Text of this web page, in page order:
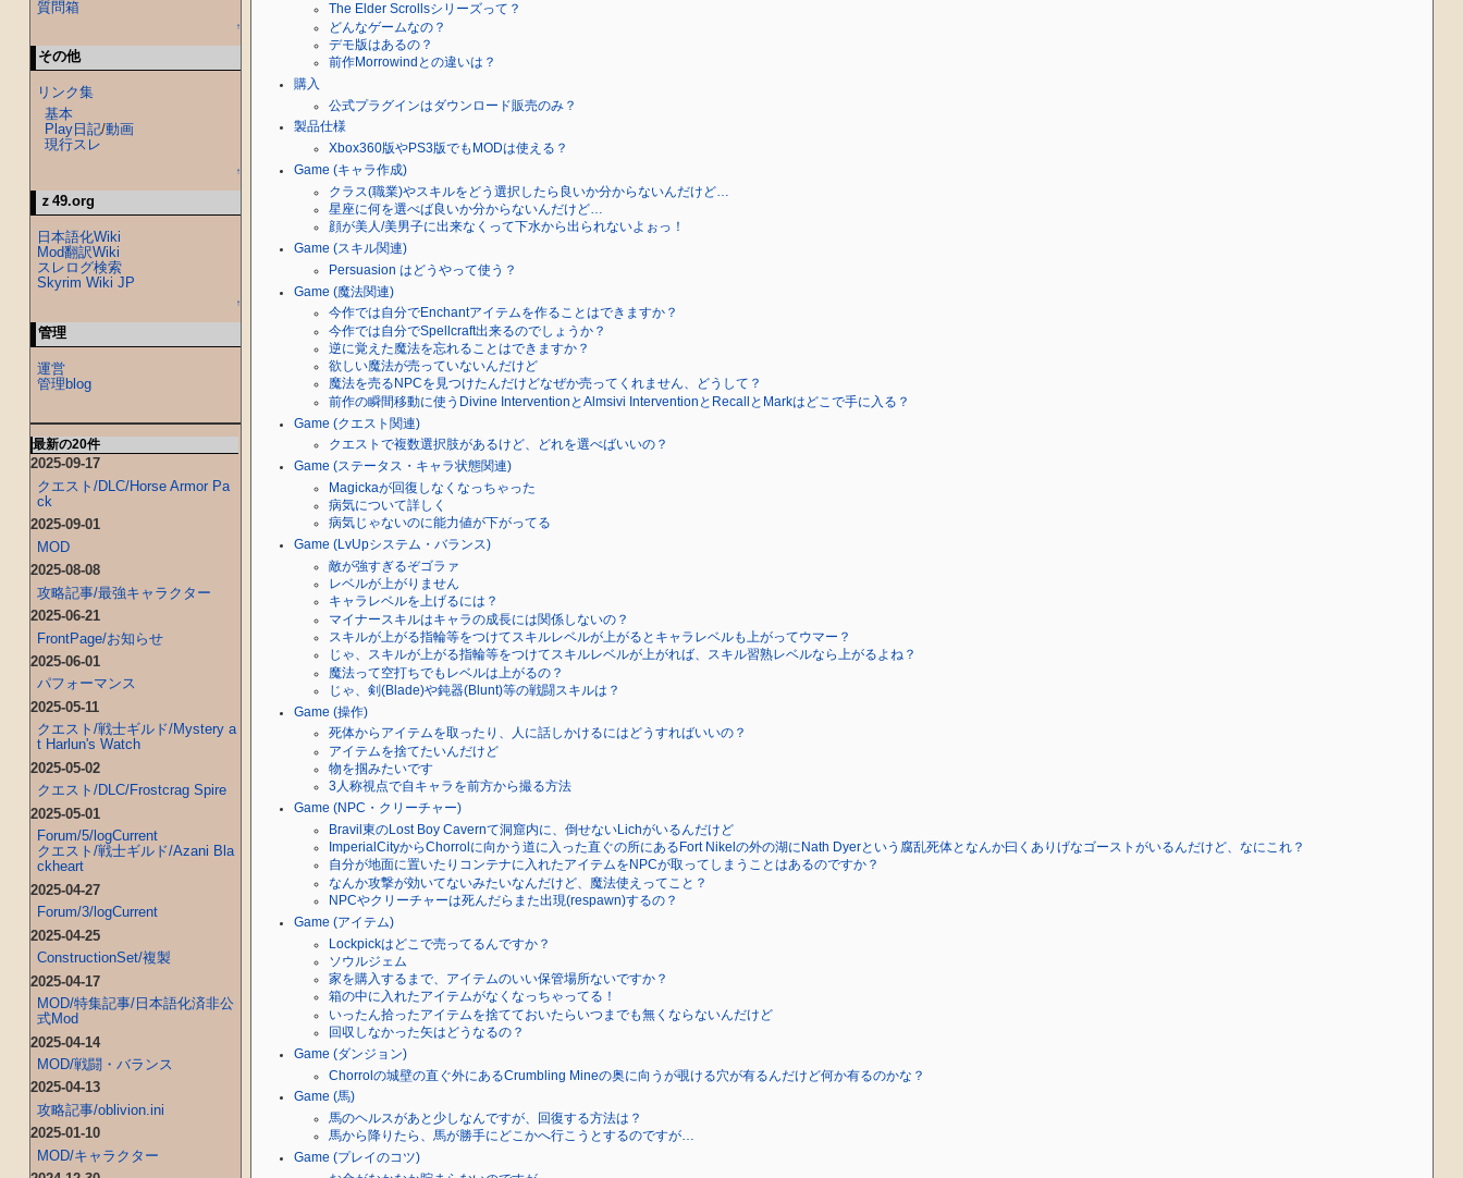
The Elder Scrollsシリーズって？
どんなゲームなの？
デモ版はあるの？
前作Morrowindとの違いは？
購入
公式プラグインはダウンロード販売のみ？
製品仕様
Xbox360版やPS3版でもMODは使える？
Game (キャラ作成)
クラス(職業)やスキルをどう選択したら良いか分からないんだけど…
星座に何を選べば良いか分からないんだけど…
顔が美人/美男子に出来なくって下水から出られないよぉっ！
Game (スキル関連)
Persuasion はどうやって使う？
Game (魔法関連)
今作では自分でEnchantアイテムを作ることはできますか？
今作では自分でSpellcraft出来るのでしょうか？
逆に覚えた魔法を忘れることはできますか？
欲しい魔法が売っていないんだけど
魔法を売るNPCを見つけたんだけどなぜか売ってくれません、どうして？
前作の瞬間移動に使うDivine InterventionとAlmsivi InterventionとRecallとMarkはどこで手に入る？
Game (クエスト関連)
クエストで複数選択肢があるけど、どれを選べばいいの？
Game (ステータス・キャラ状態関連)
Magickaが回復しなくなっちゃった
病気について詳しく
病気じゃないのに能力値が下がってる
Game (LvUpシステム・バランス)
敵が強すぎるぞゴラァ
レベルが上がりません
キャラレベルを上げるには？
マイナースキルはキャラの成長には関係しないの？
スキルが上がる指輪等をつけてスキルレベルが上がるとキャラレベルも上がってウマー？
じゃ、スキルが上がる指輪等をつけてスキルレベルが上がれば、スキル習熟レベルなら上がるよね？
魔法って空打ちでもレベルは上がるの？
じゃ、剣(Blade)や鈍器(Blunt)等の戦闘スキルは？
Game (操作)
死体からアイテムを取ったり、人に話しかけるにはどうすればいいの？
アイテムを捨てたいんだけど
物を掴みたいです
3人称視点で自キャラを前方から撮る方法
Game (NPC・クリーチャー)
Bravil東のLost Boy Cavernて洞窟内に、倒せないLichがいるんだけど
ImperialCityからChorrolに向かう道に入った直ぐの所にあるFort Nikelの外の湖にNath Dyerという腐乱死体となんか曰くありげなゴーストがいるんだけど、なにこれ？
自分が地面に置いたりコンテナに入れたアイテムをNPCが取ってしまうことはあるのですか？
なんか攻撃が効いてないみたいなんだけど、魔法使えってこと？
NPCやクリーチャーは死んだらまた出現(respawn)するの？
Game (アイテム)
Lockpickはどこで売ってるんですか？
ソウルジェム
家を購入するまで、アイテムのいい保管場所ないですか？
箱の中に入れたアイテムがなくなっちゃってる！
いったん拾ったアイテムを捨てておいたらいつまでも無くならないんだけど
回収しなかった矢はどうなるの？
Game (ダンジョン)
Chorrolの城壁の直ぐ外にあるCrumbling Mineの奥に向うが覗ける穴が有るんだけど何か有るのかな？
Game (馬)
馬のヘルスがあと少しなんですが、回復する方法は？
馬から降りたら、馬が勝手にどこかへ行こうとするのですが…
Game (プレイのコツ)
質問箱
↑
その他
リンク集
基本
Play日記/動画
現行スレ
↑
ｚ49.org
日本語化Wiki
Mod翻訳Wiki
スレログ検索
Skyrim Wiki JP
↑
管理
運営
管理blog
最新の20件
2025-09-17
クエスト/DLC/Horse Armor Pa
ck
2025-09-01
MOD
2025-08-08
攻略記事/最強キャラクター
2025-06-21
FrontPage/お知らせ
2025-06-01
パフォーマンス
2025-05-11
クエスト/戦士ギルド/Mystery a
t Harlun's Watch
2025-05-02
クエスト/DLC/Frostcrag Spire
2025-05-01
Forum/5/logCurrent
クエスト/戦士ギルド/Azani Bla
ckheart
2025-04-27
Forum/3/logCurrent
2025-04-25
ConstructionSet/複製
2025-04-17
MOD/特集記事/日本語化済非公
式Mod
2025-04-14
MOD/戦闘・バランス
2025-04-13
攻略記事/oblivion.ini
2025-01-10
MOD/キャラクター